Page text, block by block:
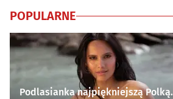
POPULARNE
Podlasianka najpiękniejszą Polką.